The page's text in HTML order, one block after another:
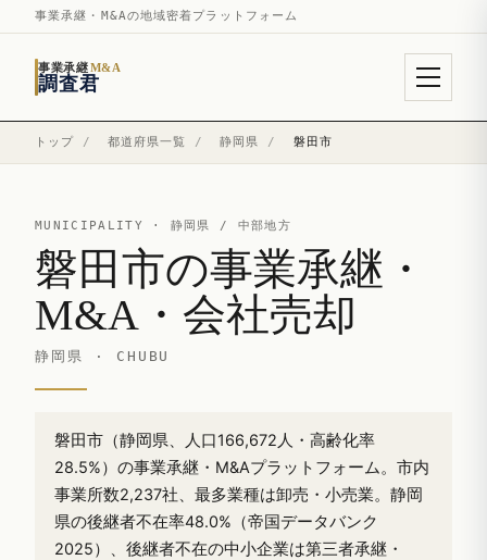
事業承継・M&Aの地域密着プラットフォーム
事業承継M&A
調査君
トップ / 都道府県一覧 / 静岡県 / 磐田市
MUNICIPALITY · 静岡県 / 中部地方
磐田市の事業承継・
M&A・会社売却
静岡県 · CHUBU
磐田市（静岡県、人口166,672人・高齢化率
28.5%）の事業承継・M&Aプラットフォーム。市内
事業所数2,237社、最多業種は卸売・小売業。静岡
県の後継者不在率48.0%（帝国データバンク
2025）、後継者不在の中小企業は第三者承継・